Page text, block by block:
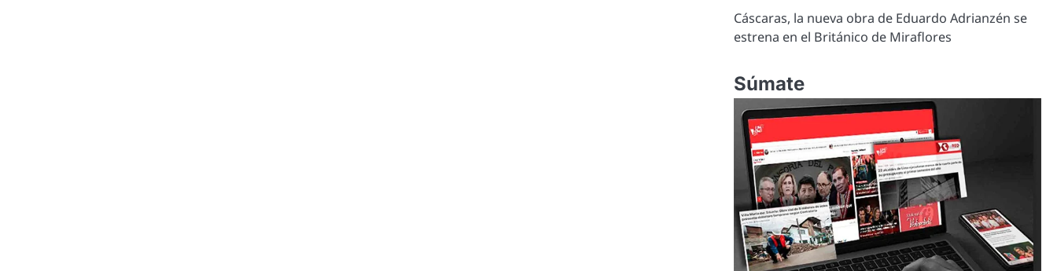
Cáscaras, la nueva obra de Eduardo Adrianzén se
estrena en el Británico de Miraflores
Súmate